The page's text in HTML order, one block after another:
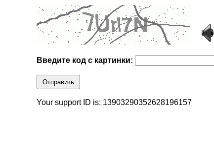
Введите код с картинки:
Отправить
Your support ID is: 13903290352628196157